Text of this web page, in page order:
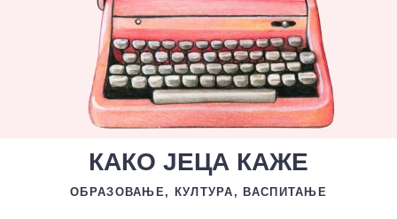
КАКО ЈЕЦА КАЖЕ
ОБРАЗОВАЊЕ, КУЛТУРА, ВАСПИТАЊЕ